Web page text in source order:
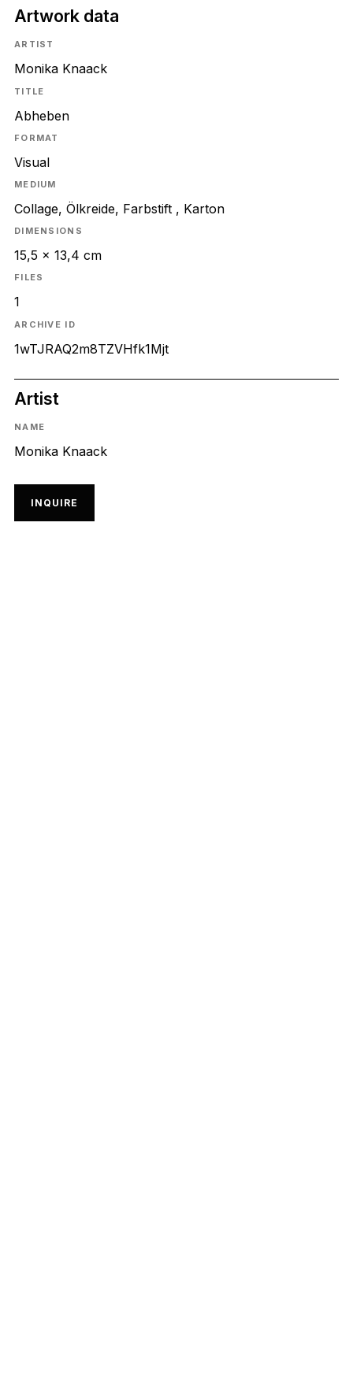
Artwork data
ARTIST
Monika Knaack
TITLE
Abheben
FORMAT
Visual
MEDIUM
Collage, Ölkreide, Farbstift , Karton
DIMENSIONS
15,5 x 13,4 cm
FILES
1
ARCHIVE ID
1wTJRAQ2m8TZVHfk1Mjt
Artist
NAME
Monika Knaack
INQUIRE